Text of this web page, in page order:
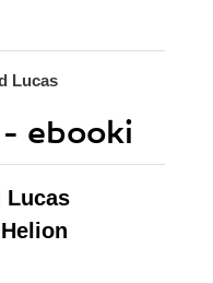
Lucas
ebooki
Lucas